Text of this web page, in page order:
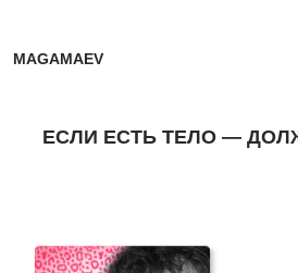
MAGAMAEV
ЕСЛИ ЕСТЬ ТЕЛО —